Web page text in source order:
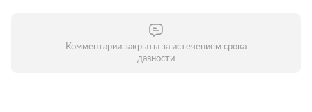
Комментарии закрыты за истечением срока
давности